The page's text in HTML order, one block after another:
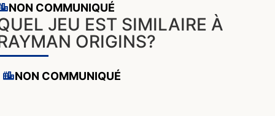
NON COMMUNIQUÉ
JEU EST SIMILAIRE À
ORIGINS?
NON COMMUNIQUÉ